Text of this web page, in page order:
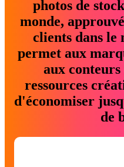
photos de
monde,
clients dans le
permet aux
aux
ressources
d'économiser
de